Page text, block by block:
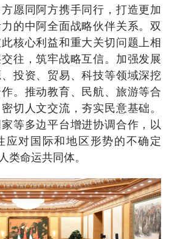
愿同阿方携手同行，打造更加
的中阿全面战略伙伴关系。双
核心利益和重大关切问题上相
往，筑牢战略互信。加强发展
投资、贸易、科技等领域深挖
。推动教育、民航、旅游等合
切人文交流，夯实民意基础。
等多边平台增进协调合作，以
应对国际和地区形势的不确定
类命运共同体。